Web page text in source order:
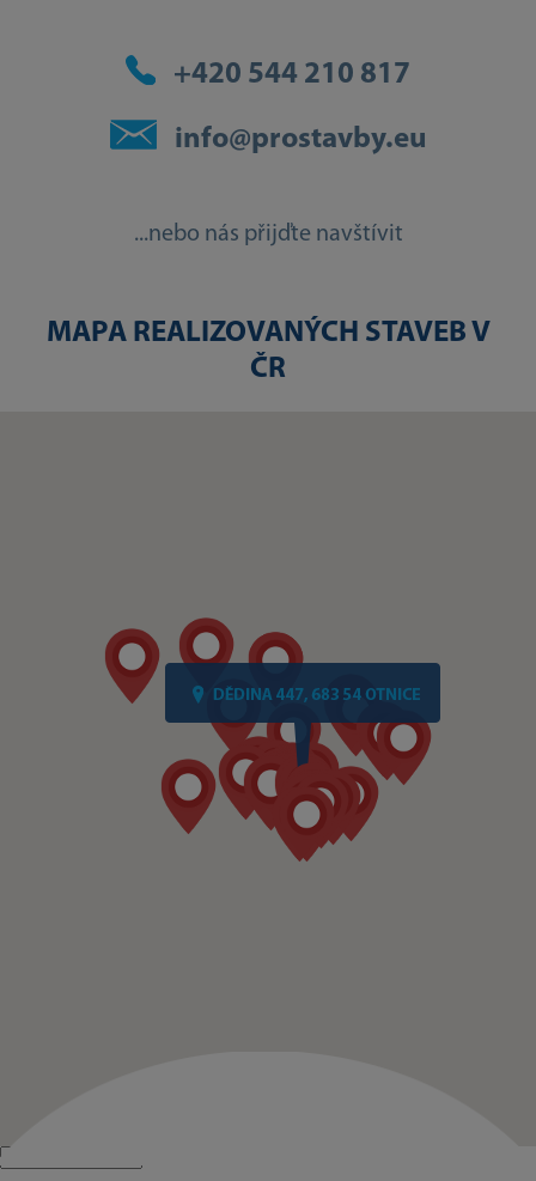
+420 544 210 817
info@prostavby.eu
...nebo nás přijďte navštívit
MAPA REALIZOVANÝCH STAVEB V
ČR